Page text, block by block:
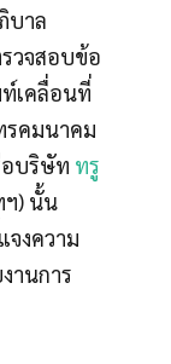
บาล
วจสอบข้อ
ท์เคลื่อนที่
รคมนาคม
อบริษัท ทรู
) นั้น
จงความ
านการ